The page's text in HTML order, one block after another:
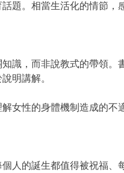
題。相當生活化的情節，
識，而非說教式的帶領
明講解。
女性的身體機制造成的
人的誕生都值得被祝福